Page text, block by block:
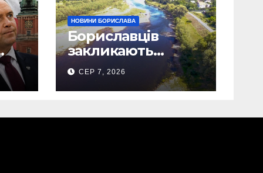
НОВИНИ БОРИСЛАВА
Бориславців
закликають
ощадливо
використовувати
воду
СЕР 7, 2026